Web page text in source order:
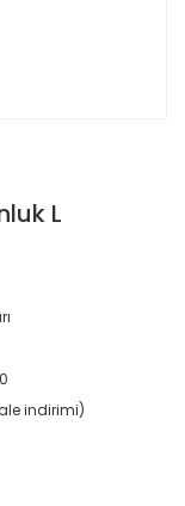
L
indirimi)